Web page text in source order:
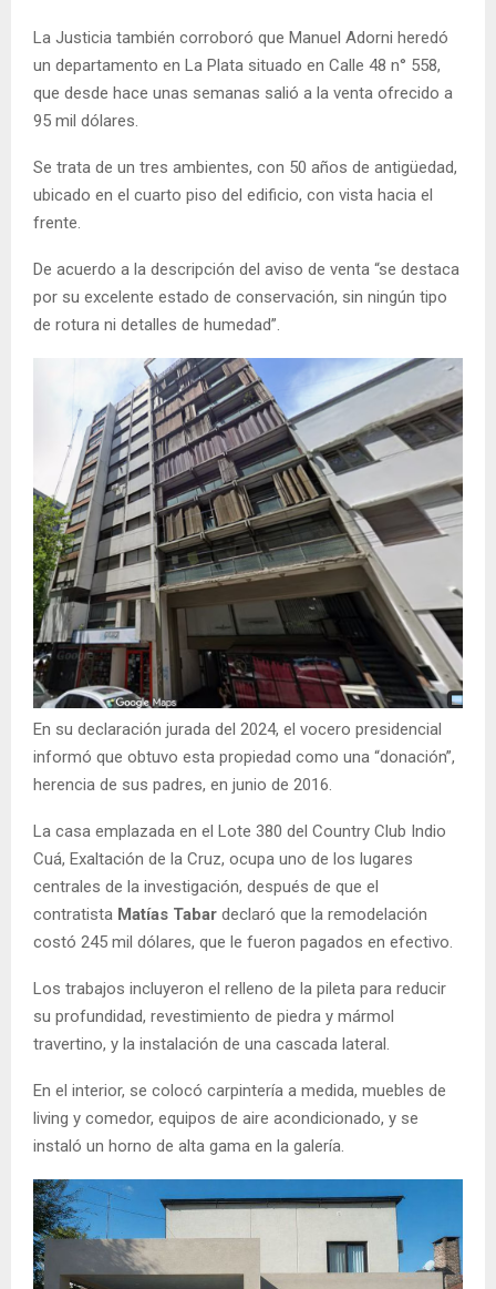
La Justicia también corroboró que Manuel Adorni heredó
un departamento en La Plata situado en Calle 48 n° 558,
que desde hace unas semanas salió a la venta ofrecido a
95 mil dólares.
Se trata de un tres ambientes, con 50 años de antigüedad,
ubicado en el cuarto piso del edificio, con vista hacia el
frente.
De acuerdo a la descripción del aviso de venta “se destaca
por su excelente estado de conservación, sin ningún tipo
de rotura ni detalles de humedad”.
En su declaración jurada del 2024, el vocero presidencial
informó que obtuvo esta propiedad como una “donación”,
herencia de sus padres, en junio de 2016.
La casa emplazada en el Lote 380 del Country Club Indio
Cuá, Exaltación de la Cruz, ocupa uno de los lugares
centrales de la investigación, después de que el
contratista Matías Tabar declaró que la remodelación
costó 245 mil dólares, que le fueron pagados en efectivo.
Los trabajos incluyeron el relleno de la pileta para reducir
su profundidad, revestimiento de piedra y mármol
travertino, y la instalación de una cascada lateral.
En el interior, se colocó carpintería a medida, muebles de
living y comedor, equipos de aire acondicionado, y se
instaló un horno de alta gama en la galería.